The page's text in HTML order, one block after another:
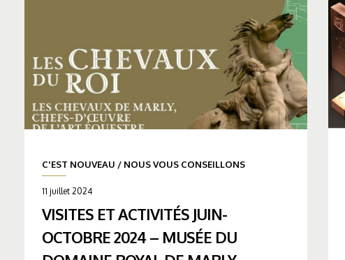
C'EST NOUVEAU / NOUS VOUS CONSEILLONS
11 juillet 2024
VISITES ET ACTIVITÉS JUIN-
OCTOBRE 2024 – MUSÉE DU